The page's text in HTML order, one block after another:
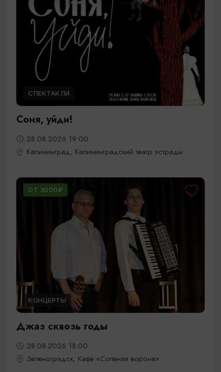
СПЕКТАКЛИ
Соня, уйди!
28.08.2026 19:00
Калининград, Калининградский театр эстрады
ОТ 3000₽
КОНЦЕРТЫ
Джаз сквозь годы
28.08.2026 18:00
Зеленоградск, Кафе «Соленая ворона»